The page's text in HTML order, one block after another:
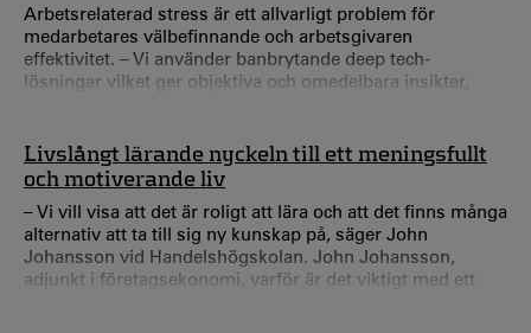
Arbetsrelaterad stress är ett allvarligt problem för
medarbetares välbefinnande och arbetsgivaren
effektivitet. – Vi använder banbrytande deep tech-
lösningar vilket ger objektiva och omedelbara insikter,
(CTF). IVA:s årliga 100-lista sätter ljuset på aktuell
forskning med potential att skapa nytta genom
kommersialisering, affärs- och metodutveckling eller
samhällspåverkan.
Livslångt lärande nyckeln till ett meningsfullt
och motiverande liv
– Vi vill visa att det är roligt att lära och att det finns många
alternativ att ta till sig ny kunskap på, säger John
Johansson vid Handelshögskolan. John Johansson,
adjunkt i företagsekonomi, varför är det viktigt med ett